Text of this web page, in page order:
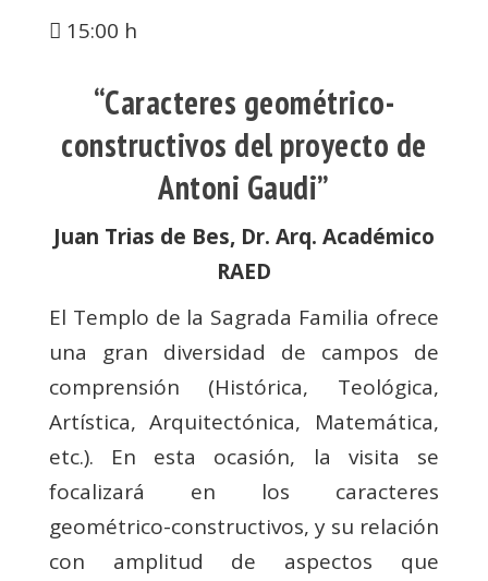
15:00 h
“Caracteres geométrico-
constructivos del proyecto de
Antoni Gaudi”
Juan Trias de Bes, Dr. Arq. Académico
RAED
El Templo de la Sagrada Familia ofrece
una gran diversidad de campos de
comprensión (Histórica, Teológica,
Artística, Arquitectónica, Matemática,
etc.). En esta ocasión, la visita se
focalizará en los caracteres
geométrico-constructivos, y su relación
con amplitud de aspectos que